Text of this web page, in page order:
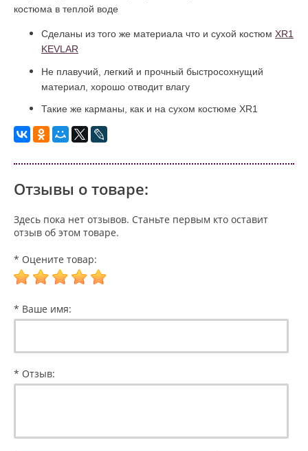
костюма в теплой воде
Сделаны из того же материала что и сухой костюм XR1
KEVLAR
Не плавучий, легкий и прочный быстросохнущий
материал, хорошо отводит влагу
Такие же карманы, как и на сухом костюме XR1
Отзывы о товаре:
Здесь пока нет отзывов. Станьте первым кто оставит
отзыв об этом товаре.
* Оцените товар:
* Ваше имя:
* Отзыв: